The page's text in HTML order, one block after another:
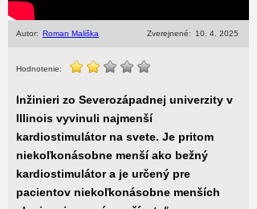
Autor: Roman Mališka Zverejnené: 10. 4. 2025
Hodnotenie:
Inžinieri zo Severozápadnej univerzity v
Illinois vyvinuli najmenší
kardiostimulátor na svete. Je pritom
niekoľkonásobne menší ako bežný
kardiostimulátor a je určený pre
pacientov niekoľkonásobne menších